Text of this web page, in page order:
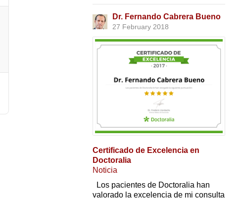
Dr. Fernando Cabrera Bueno
27 February 2018
Certificado de Excelencia en
Doctoralia
Noticia
Los pacientes de Doctoralia han
valorado la excelencia de mi consulta